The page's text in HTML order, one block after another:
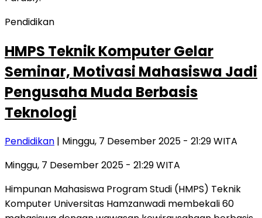
Pendidikan
HMPS Teknik Komputer Gelar
Seminar, Motivasi Mahasiswa Jadi
Pengusaha Muda Berbasis
Teknologi
Pendidikan | Minggu, 7 Desember 2025 - 21:29 WITA
Minggu, 7 Desember 2025 - 21:29 WITA
Himpunan Mahasiswa Program Studi (HMPS) Teknik
Komputer Universitas Hamzanwadi membekali 60